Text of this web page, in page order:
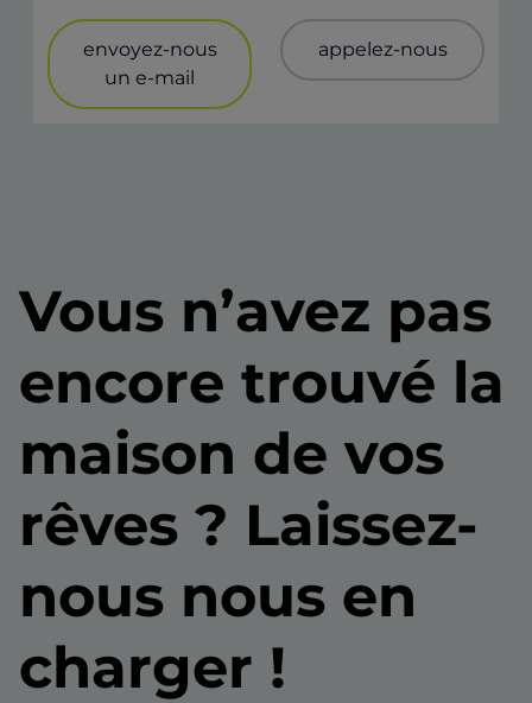
envoyez-nous
un e-mail
appelez-nous
Vous n’avez pas
encore trouvé la
maison de vos
rêves ? Laissez-
nous nous en
charger !